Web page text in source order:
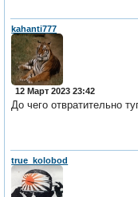
kahanti777
12 Март 2023 23:42
До чего отвратительно
true_kolobod